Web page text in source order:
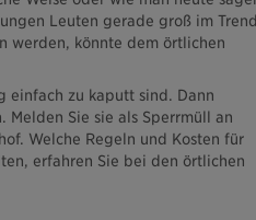
Leuten gerade groß im
werden, könnte dem örtlichen
einfach zu kaputt sind. Dann
Melden Sie sie als Sperrmüll an
Welche Regeln und Kosten für
erfahren Sie bei den örtlichen